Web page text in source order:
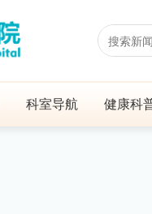
科室导航 健康科